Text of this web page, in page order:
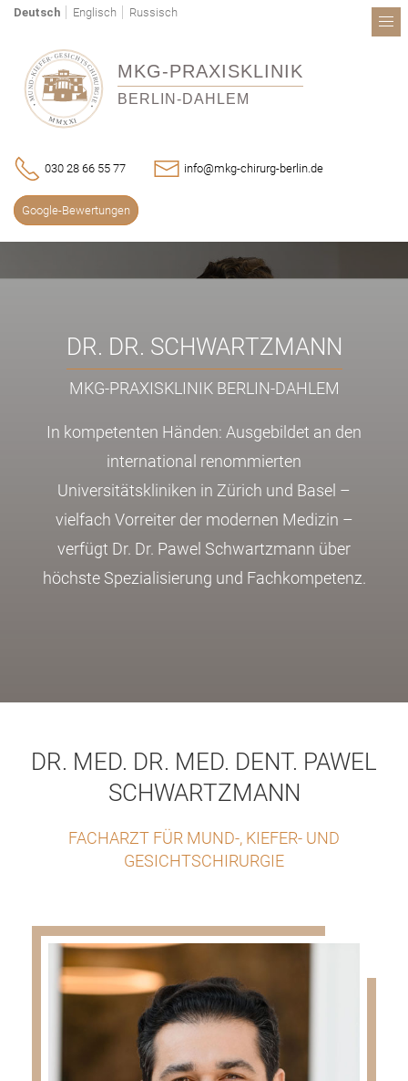
Skip to content
Deutsch Englisch Russisch
M
U
N
D
-
K
I
EFER- G ESICHTSC
H
I
R
U
R
G
I
E
MMX XI
MKG-PRAXISKLINIK
BERLIN-DAHLEM
030 28 66 55 77 info@mkg-chirurg-berlin.de
Google-Bewertungen
DR. DR. SCHWARTZMANN
MKG-PRAXISKLINIK BERLIN-DAHLEM
In kompetenten Händen: Ausgebildet an den
international renommierten
Universitätskliniken in Zürich und Basel –
vielfach Vorreiter der modernen Medizin –
verfügt Dr. Dr. Pawel Schwartzmann über
höchste Spezialisierung und Fachkompetenz.
DR. MED. DR. MED. DENT. PAWEL
SCHWARTZMANN
FACHARZT FÜR MUND-, KIEFER- UND
GESICHTSCHIRURGIE